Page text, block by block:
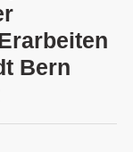
Bern